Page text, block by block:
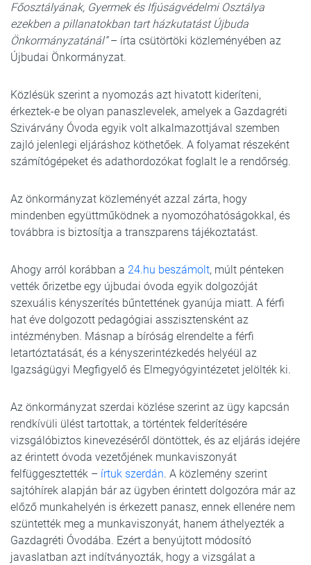
Főosztályának, Gyermek és Ifjúságvédelmi Osztálya
ezekben a pillanatokban tart házkutatást Újbuda
Önkormányzatánál”– írta csütörtöki közleményében az
Újbudai Önkormányzat.
Közlésük szerint a nyomozás azt hivatott kideríteni,
érkeztek-e be olyan panaszlevelek, amelyek a Gazdagréti
Szivárvány Óvoda egyik volt alkalmazottjával szemben
zajló jelenlegi eljáráshoz köthetőek. A folyamat részeként
számítógépeket és adathordozókat foglalt le a rendőrség.
Az önkormányzat közleményét azzal zárta, hogy
mindenben együttműködnek a nyomozóhatóságokkal, és
továbbra is biztosítja a transzparens tájékoztatást.
Ahogy arról korábban a 24.hu beszámolt, múlt pénteken
vették őrizetbe egy újbudai óvoda egyik dolgozóját
szexuális kényszerítés bűntettének gyanúja miatt. A férfi
hat éve dolgozott pedagógiai asszisztensként az
intézményben. Másnap a bíróság elrendelte a férfi
letartóztatását, és a kényszerintézkedés helyéül az
Igazságügyi Megfigyelő és Elmegyógyintézetet jelölték ki.
Az önkormányzat szerdai közlése szerint az ügy kapcsán
rendkívüli ülést tartottak, a történtek felderítésére
vizsgálóbiztos kinevezéséről döntöttek, és az eljárás idejére
az érintett óvoda vezetőjének munkaviszonyát
felfüggesztették – írtuk szerdán. A közlemény szerint
sajtóhírek alapján bár az ügyben érintett dolgozóra már az
előző munkahelyén is érkezett panasz, ennek ellenére nem
szüntették meg a munkaviszonyát, hanem áthelyezték a
Gazdagréti Óvodába. Ezért a benyújtott módosító
javaslatban azt indítványozták, hogy a vizsgálat a